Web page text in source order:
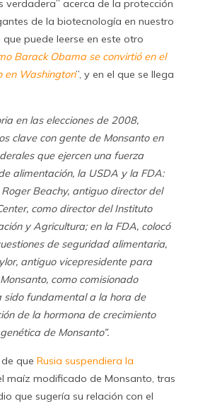
verdadera” acerca de la protección
de la biotecnología en nuestro
que puede leerse en este otro
Barack Obama se convirtió en el
en Washington”, y en el que se llega
en las elecciones de 2008,
clave con gente de Monsanto en
que ejercen una fuerza
alimentación, la USDA y la FDA:
Beachy, antiguo director del
como director del Instituto
y Agricultura; en la FDA, colocó
de seguridad alimentaria,
antiguo vicepresidente para
como comisionado
sido fundamental a la hora de
de la hormona de crecimiento
de Monsanto”.
que Rusia suspendiera la
maíz modificado de Monsanto, tras
que sugería su relación con el